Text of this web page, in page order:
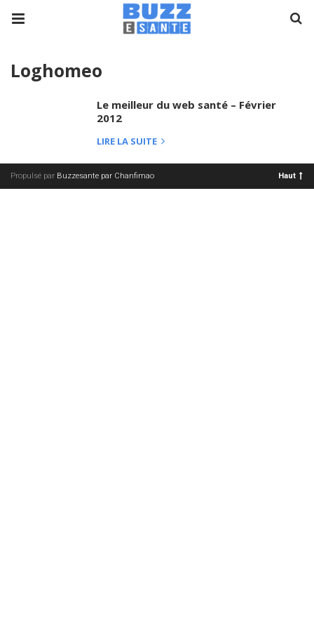
Loghomeo
Le meilleur du web santé – Février
2012
LIRE LA SUITE
Propulsé par Buzzesante par Chanfimao Haut